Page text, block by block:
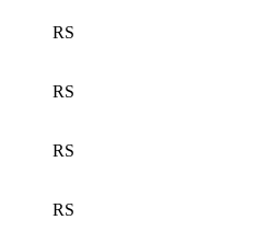
RS
RS
RS
RS